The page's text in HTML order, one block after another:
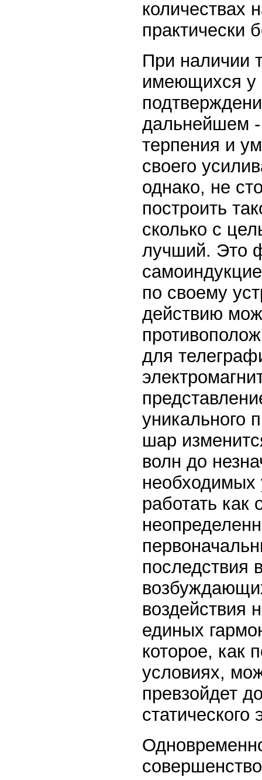
количествах
практически
При наличии
имеющихся у
дальнейшем -
терпения и
своего
однако, не
построить
сколько с
лучший. Это
по своему
действию
для
уникального
шар
волн до
необходимых
работать как
последствия
воздействия
единых
которое, как
условиях,
превзойдет
статического